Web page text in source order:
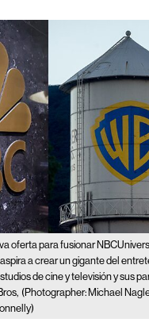
oferta para fusionar
a crear un gigante del
de cine y televisión y sus
(Photographer: Michael